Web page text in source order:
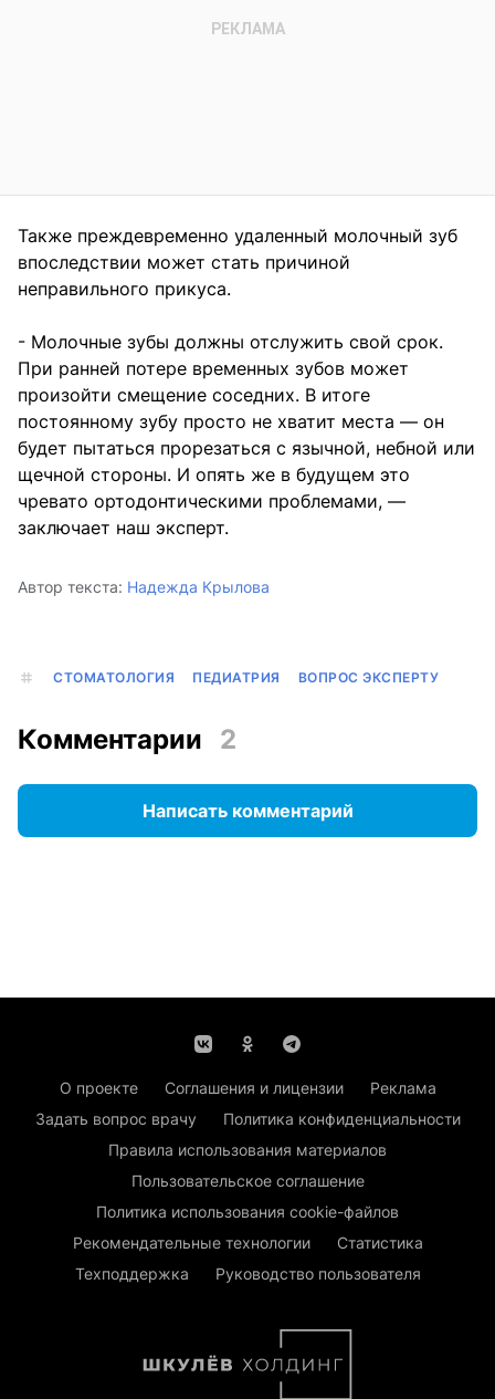
Также преждевременно удаленный молочный зуб
впоследствии может стать причиной
неправильного прикуса.
- Молочные зубы должны отслужить свой срок.
При ранней потере временных зубов может
произойти смещение соседних. В итоге
постоянному зубу просто не хватит места — он
будет пытаться прорезаться с язычной, небной или
щечной стороны. И опять же в будущем это
чревато ортодонтическими проблемами, —
заключает наш эксперт.
Автор текста: Надежда Крылова
СТОМАТОЛОГИЯ ПЕДИАТРИЯ ВОПРОС ЭКСПЕРТУ
Комментарии 2
Написать комментарий
О проекте Соглашения и лицензии
Реклама
Задать вопрос врачу
Политика конфиденциальности
Правила использования материалов
Пользовательское соглашение
Политика использования cookie-файлов
Рекомендательные технологии
Статистика
Техподдержка
Руководство пользователя